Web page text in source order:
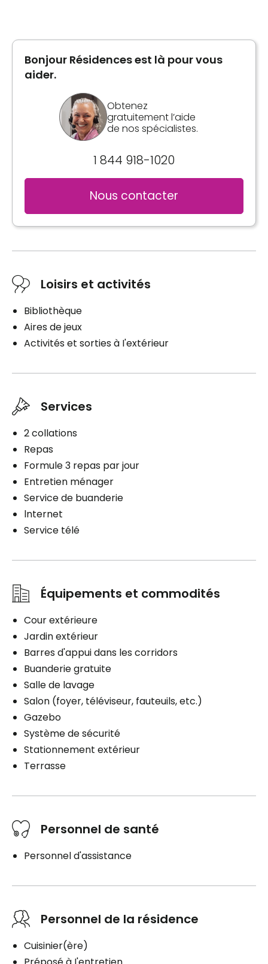
103 pieds carrés
Prix sans crédit d'impôt
600 $ par mois*
*Prix sujet à changement sans préavis et selon
disponibilités.
Salle(s) de bain
Laveuse / Sécheuse
Meublé
Espace de rangement
Air climatisé dans l’unité
Services inclus à l'unité
Électricité / Chauffage
Ligne téléphonique
Stationnement
Extérieur
Bonjour Résidences est là pour vous
aider.
Obtenez
gratuitement l’aide
de nos spécialistes.
1 844 918-1020
Nous contacter
Loisirs et activités
Bibliothèque
Aires de jeux
Activités et sorties à I'extérieur
Services
2 collations
Repas
Formule 3 repas par jour
Entretien ménager
Service de buanderie
lnternet
Service télé
Équipements et commodités
Cour extérieure
Jardin extérieur
Barres d'appui dans les corridors
Buanderie gratuite
Salle de lavage
Salon (foyer, téléviseur, fauteuils, etc.)
Gazebo
Système de sécurité
Stationnement extérieur
Terrasse
Personnel de santé
Personnel d'assistance
Personnel de la résidence
Cuisinier(ère)